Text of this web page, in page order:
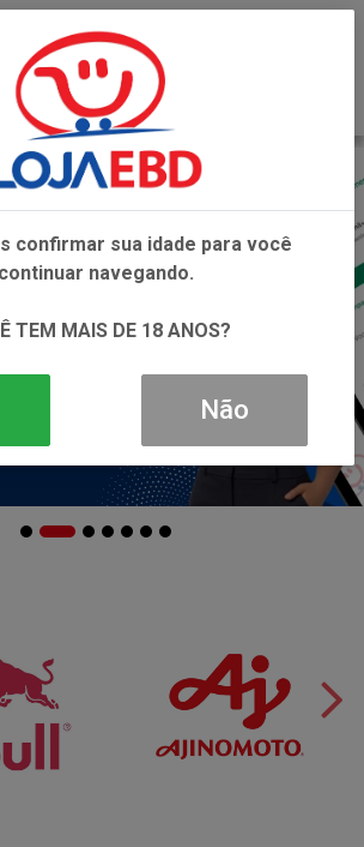
confirmar sua idade para você
continuar navegando.
TEM MAIS DE 18 ANOS?
Não